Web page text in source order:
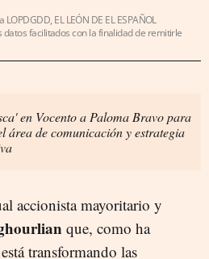
EL LEÓN DE EL ESPAÑOL
datos facilitados con la finalidad de remitirle
en Vocento a Paloma Bravo para
área de comunicación y estrategia
accionista mayoritario y
que, como ha
transformando las